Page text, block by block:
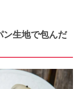
ン生地で包んだ